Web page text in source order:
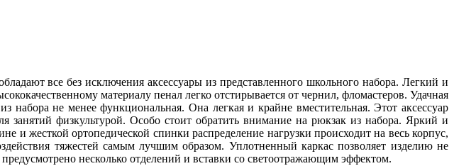
все без исключения аксессуары из представленного школьного набора. Легкий и
материалу пенал легко отстирывается от чернил, фломастеров. Удачная
не менее функциональная. Она легкая и крайне вместительная. Этот аксессуар
физкультурой. Особо стоит обратить внимание на рюкзак из набора. Яркий и
и жесткой ортопедической спинки распределение нагрузки происходит на весь корпус,
тяжестей самым лучшим образом. Уплотненный каркас позволяет изделию не
несколько отделений и вставки со светоотражающим эффектом.